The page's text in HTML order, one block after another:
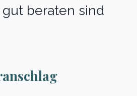
gut beraten sind